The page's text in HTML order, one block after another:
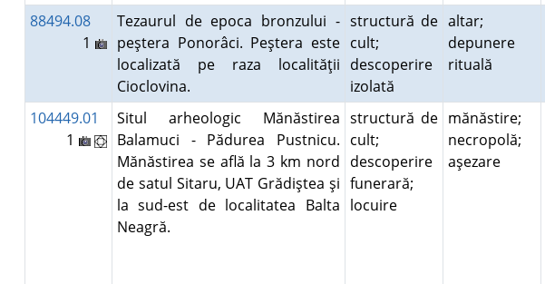
88494.08
1
Tezaurul de epoca bronzului -
peştera Ponorâci. Peştera este
localizată pe raza localităţii
Cioclovina.
structură de
cult;
descoperire
izolată
altar;
depunere
rituală
104449.01
1
Situl arheologic Mănăstirea
Balamuci - Pădurea Pustnicu.
Mănăstirea se află la 3 km nord
de satul Sitaru, UAT Grădiştea şi
la sud-est de localitatea Balta
Neagră.
structură de
cult;
descoperire
funerară;
locuire
mănăstire;
necropolă;
aşezare